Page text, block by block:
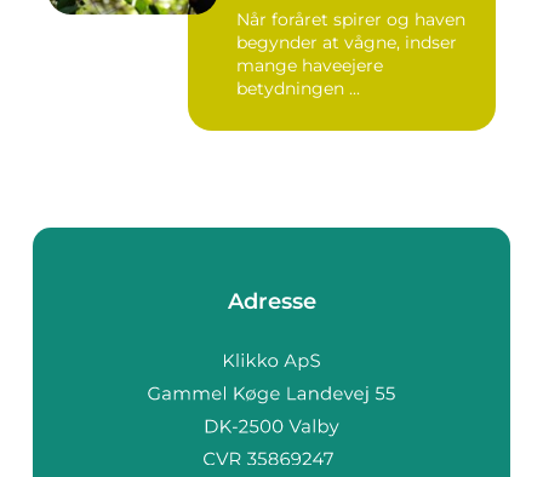
Når foråret spirer og haven
begynder at vågne, indser
mange haveejere
betydningen ...
Adresse